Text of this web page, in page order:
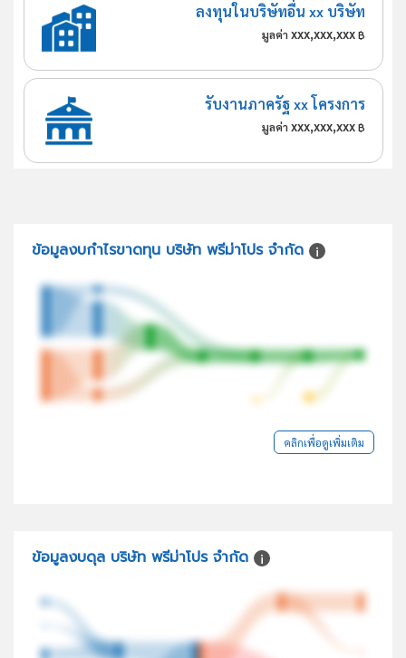
ลงทุนในบริษัทอื่น xx บริษัท
มูลค่า xxx,xxx,xxx ฿
รับงานภาครัฐ xx โครงการ
มูลค่า xxx,xxx,xxx ฿
ข้อมูลงบกำไรขาดทุน บริษัท พรีม่าโปร จำกัด
คลิกเพื่อดูเพิ่มเติม
ข้อมูลงบดุล บริษัท พรีม่าโปร จำกัด